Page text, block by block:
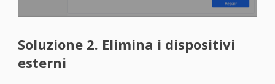
Soluzione 2. Elimina i dispositivi
esterni